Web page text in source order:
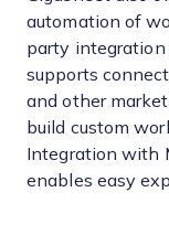
automation of
party integration
supports
and other
build custom
Integration with
enables easy